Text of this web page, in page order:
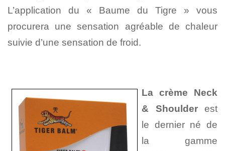
L’application du « Baume du Tigre » vous
procurera une sensation agréable de chaleur
suivie d’une sensation de froid.
La crème Neck
& Shoulderest
le dernier né de
la gamme